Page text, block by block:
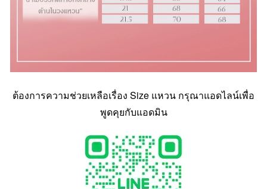
ต้องการความช่วยเหลือเรื่อง Size แหวน กรุณาแอดไลน์เพื่อ
พูดคุยกับแอดมิน